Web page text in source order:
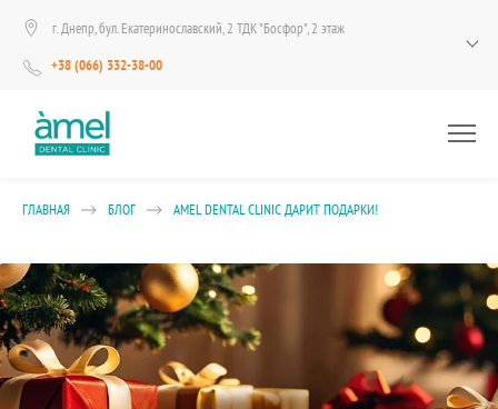
г. Днепр, бул. Екатеринославский, 2 ТДК "Босфор", 2 этаж
+38 (066) 332-38-00
ГЛАВНАЯ БЛОГ AMEL DENTAL CLINIC ДАРИТ ПОДАРКИ!